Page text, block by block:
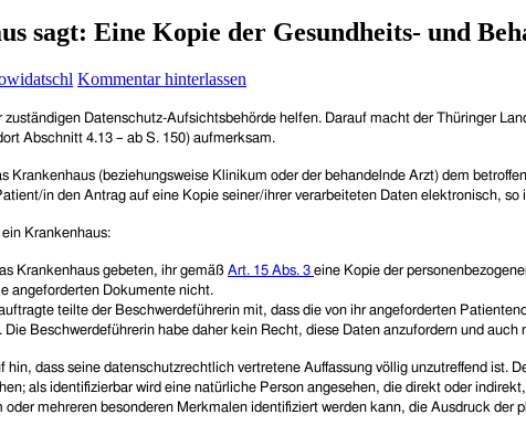
sagt: Eine Kopie der Gesundheits- und
Kommentar hinterlassen
Datenschutz-Aufsichtsbehörde helfen. Darauf macht der Thüringer
Abschnitt 4.13 – ab S. 150) aufmerksam.
Krankenhaus (beziehungsweise Klinikum oder der behandelnde Arzt) dem
in den Antrag auf eine Kopie seiner/ihrer verarbeiteten Daten elektronisch,
Krankenhaus:
Krankenhaus gebeten, ihr gemäß Art. 15 Abs. 3 eine Kopie der
angeforderten Dokumente nicht.
teilte der Beschwerdeführerin mit, dass die von ihr angeforderten
Die Beschwerdeführerin habe daher kein Recht, diese Daten anzufordern und auch
hin, dass seine datenschutzrechtlich vertretene Auffassung völlig unzutreffend ist.
als identifizierbar wird eine natürliche Person angesehen, die direkt oder
oder mehreren besonderen Merkmalen identifiziert werden kann, die Ausdruck